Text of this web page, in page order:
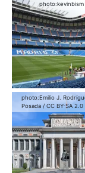
photo:kevinbism
photo:Emilio J.
Posada /CC BY-SA 2.0